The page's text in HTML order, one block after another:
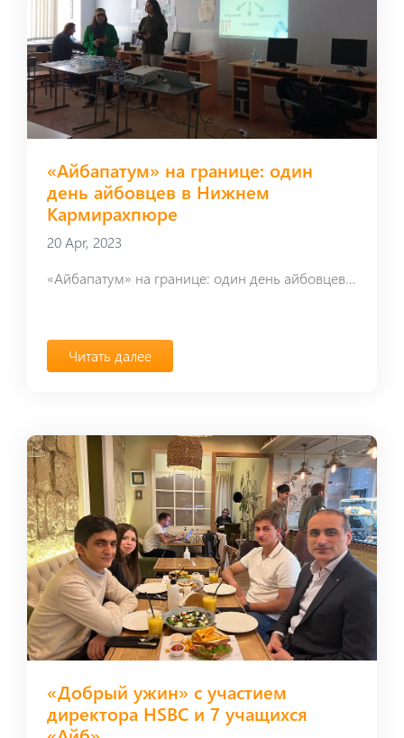
«Айбапатум» на границе: один
день айбовцев в Нижнем
Кармирахпюре
20 Apr, 2023
«Айбапатум» на границе: один день айбовцев в Нижнем Кармирахпюре
Читать далее
«Добрый ужин» с участием
директора HSBC и 7 учащихся